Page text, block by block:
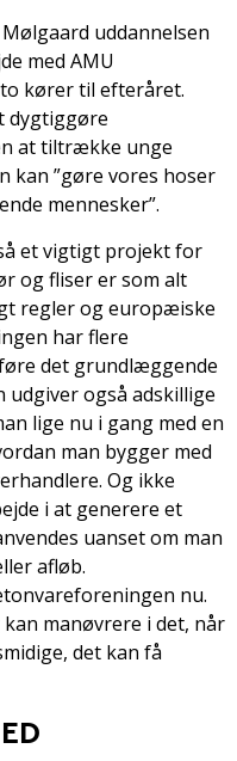
uddannelsen
med AMU
kører til efteråret.
dygtiggøre
at tiltrække unge
kan ”gøre vores hoser
mennesker”.
et vigtigt projekt for
og fliser er som alt
regler og europæiske
har flere
det grundlæggende
også adskillige
lige nu i gang med en
man bygger med
Og ikke
i at generere et
uanset om man
afløb.
nu.
manøvrere i det, når
det kan få